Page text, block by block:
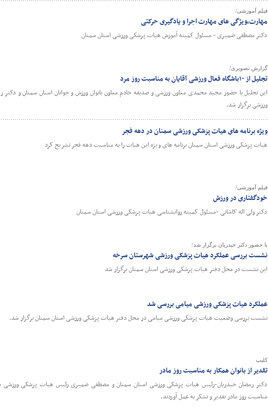
فیلم آموزشی/
مهارت،ویژگی های مهارت اجرا و یادگیری حرکتی
دکتر مصطفی ضمیری - مسئول کمیته آموزش هیات پزشکی ورزشی استان سمنان
گزارش تصویری/
تجلیل از ۱۰باشگاه فعال ورزشی آقایان به مناسبت روز مرد
این تجلیل با حضور مجید محمدی معاون ورزشی و صدیقه خادم معاون بانوان ورزش و جوانان استان سمنان و
ورزشی برگزار شد.
ویژه برنامه های هیات پزشکی ورزشی سمنان در دهه فجر
هیات پزشکی ورزشی استان سمنان برنامه های ویژه این هیات را به مناسبت دهه فجر تشریح کرد
فیلم آموزشی/
خودگفتاری در ورزش
دکتر ولی اله کاشانی -مسئول کمیته روانشناسی هیات پزشکی ورزشی استان سمنان
با حضور دکتر حیدریان برگزار شد؛
نشست بررسی عملکرد هیات پزشکی ورزشی شهرستان سرخه
این نشست در محل دفتر هیات پزشکی ورزشی استان سمنان برگزار شد
عملکرد هیات پزشکی ورزشی میامی بررسی شد
نشست بررسی وضعیت هیات پزشکی ورزشی میامی در محل دفتر هیات پزشکی ورزشی استان سمنان برگزار شد.
کلیپ
تقدیر از بانوان همکار به مناسبت روز مادر
دکتر رمضان حیدریان-رئیس هیات پزشکی ورزشی استان سمنان و مصطفی ضمیری رئیس هیات پزشکی ورزشی
مناسبت روز مادر تقدیر و تشکر به عمل آوردند.